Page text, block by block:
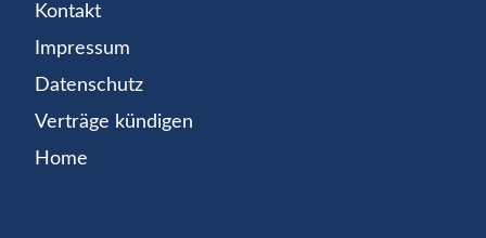
Kontakt
Impressum
Datenschutz
Verträge kündigen
Home